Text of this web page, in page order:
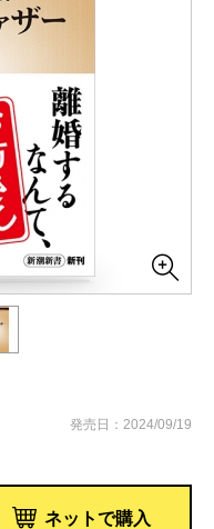
発売日：2024/09/19
ネットで購入